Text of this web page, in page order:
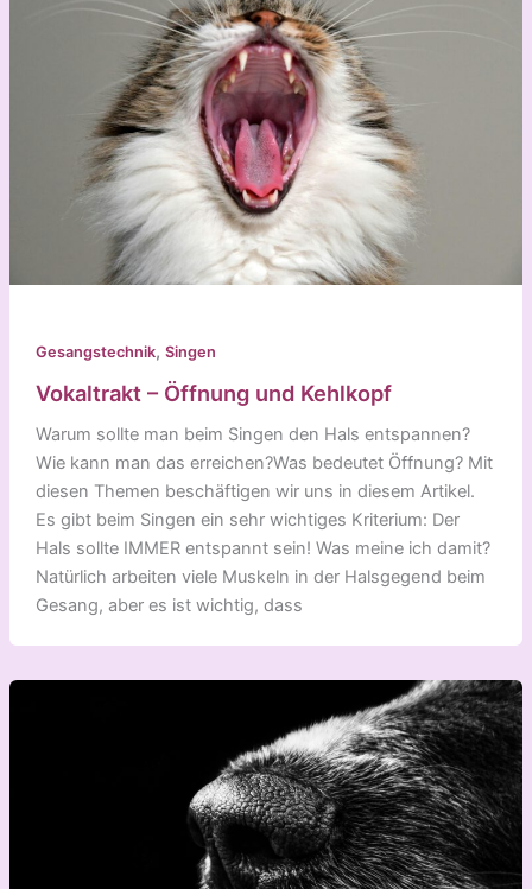
Gesangstechnik, Singen
Vokaltrakt – Öffnung und Kehlkopf
Warum sollte man beim Singen den Hals entspannen?
Wie kann man das erreichen?Was bedeutet Öffnung? Mit
diesen Themen beschäftigen wir uns in diesem Artikel.
Es gibt beim Singen ein sehr wichtiges Kriterium: Der
Hals sollte IMMER entspannt sein! Was meine ich damit?
Natürlich arbeiten viele Muskeln in der Halsgegend beim
Gesang, aber es ist wichtig, dass